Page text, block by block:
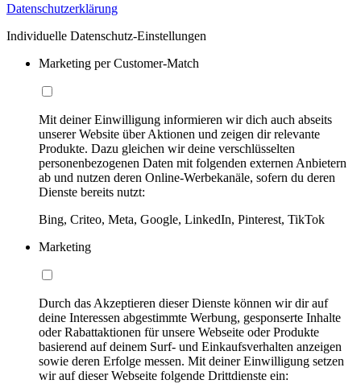
Datenschutzerklärung
Individuelle Datenschutz-Einstellungen
Marketing per Customer-Match
Mit deiner Einwilligung informieren wir dich auch abseits
unserer Website über Aktionen und zeigen dir relevante
Produkte. Dazu gleichen wir deine verschlüsselten
personenbezogenen Daten mit folgenden externen Anbietern
ab und nutzen deren Online-Werbekanäle, sofern du deren
Dienste bereits nutzt:
Bing, Criteo, Meta, Google, LinkedIn, Pinterest, TikTok
Marketing
Durch das Akzeptieren dieser Dienste können wir dir auf
deine Interessen abgestimmte Werbung, gesponserte Inhalte
oder Rabattaktionen für unsere Webseite oder Produkte
basierend auf deinem Surf- und Einkaufsverhalten anzeigen
sowie deren Erfolge messen. Mit deiner Einwilligung setzen
wir auf dieser Webseite folgende Drittdienste ein: